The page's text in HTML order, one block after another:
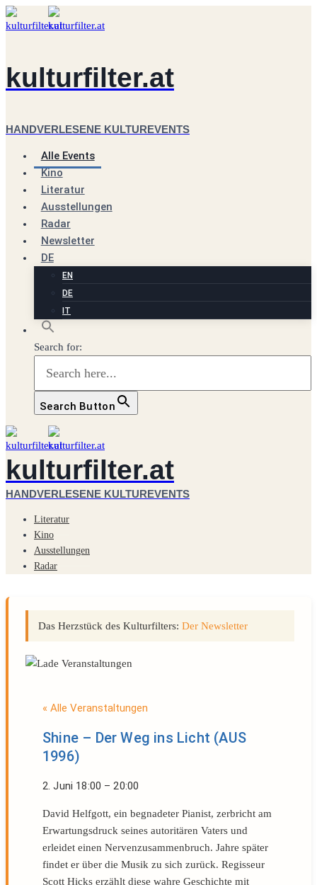
Zum
Inhalt
kulturfilter.at
HANDVERLESENE KULTUREVENTS
Alle Events
Kino
Literatur
Ausstellungen
Radar
Newsletter
DE
EN
DE
IT
Search for:
Search Button
kulturfilter.at
HANDVERLESENE KULTUREVENTS
Literatur
Kino
Ausstellungen
Radar
Das Herzstück des Kulturfilters: Der Newsletter
« Alle Veranstaltungen
Shine – Der Weg ins Licht (AUS
1996)
2. Juni 18:00 –20:00
David Helfgott, ein begnadeter Pianist, zerbricht am
Erwartungsdruck seines autoritären Vaters und
erleidet einen Nervenzusammenbruch. Jahre später
findet er über die Musik zu sich zurück. Regisseur
Scott Hicks erzählt diese wahre Geschichte mit